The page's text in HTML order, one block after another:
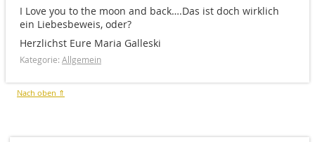
I Love you to the moon and back….Das ist doch wirklich
ein Liebesbeweis, oder?
Herzlichst Eure Maria Galleski
Kategorie: Allgemein
Nach oben ⇑